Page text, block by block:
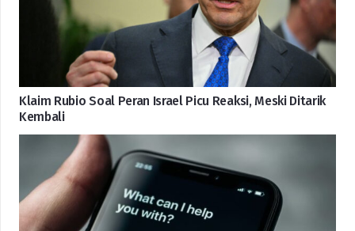
Klaim Rubio Soal Peran Israel Picu Reaksi, Meski Ditarik
Kembali